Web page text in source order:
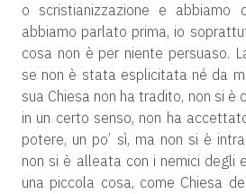
o scristianizzazione e
abbiamo parlato prima, io
cosa non è per niente persuaso.
se non è stata esplicitata né da
sua Chiesa non ha tradito, non si è
in un certo senso, non ha
potere, un po’ sì, ma non si è
non si è alleata con i nemici degli
una piccola cosa, come Chiesa